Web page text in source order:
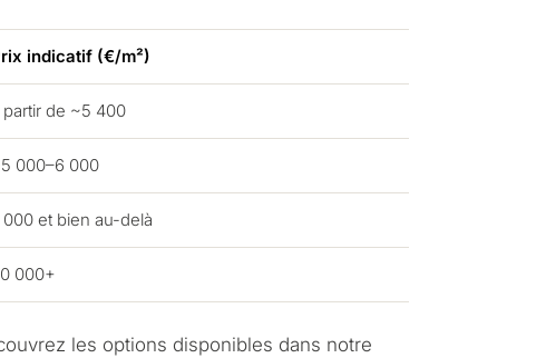
indicatif (€/m²)
partir de ~5 400
000–6 000
000 et bien au-delà
000+
les options disponibles dans notre
vous un
?
ou secondaire pour
et résidence permanente